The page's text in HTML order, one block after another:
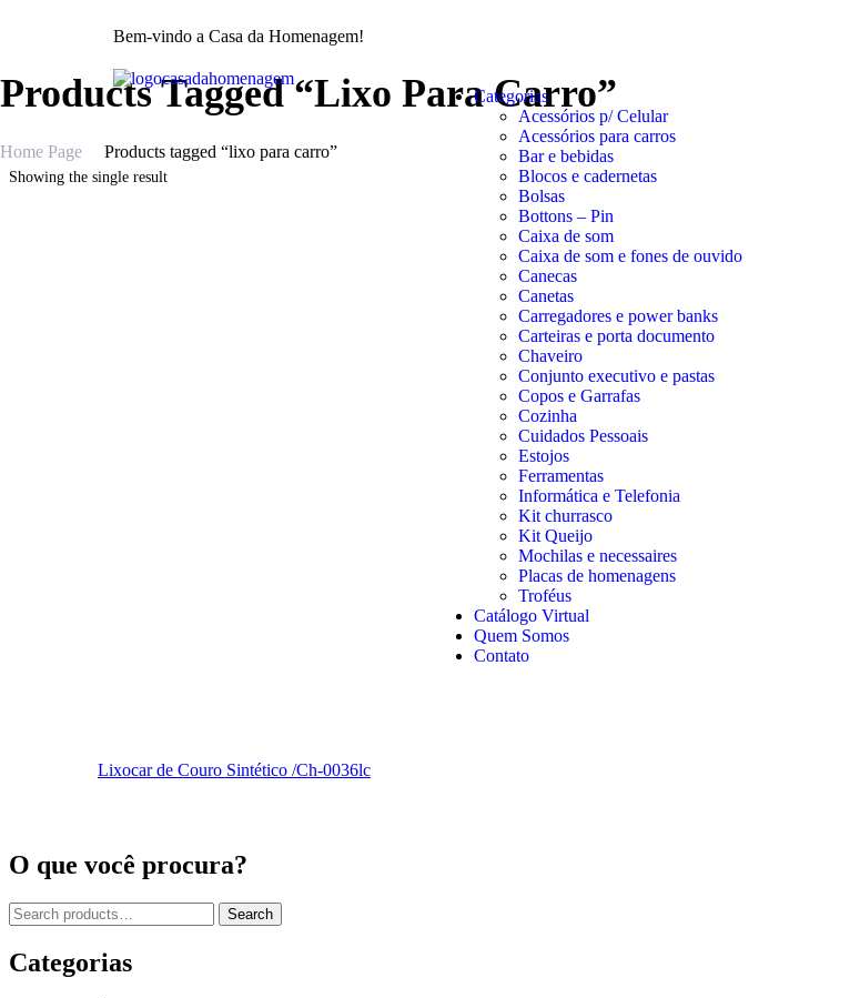
Bem-vindo a Casa da Homenagem!
Categorias
Acessórios p/ Celular
Acessórios para carros
Bar e bebidas
Blocos e cadernetas
Bolsas
Bottons – Pin
Caixa de som
Caixa de som e fones de ouvido
Canecas
Canetas
Carregadores e power banks
Carteiras e porta documento
Chaveiro
Conjunto executivo e pastas
Copos e Garrafas
Cozinha
Cuidados Pessoais
Estojos
Ferramentas
Informática e Telefonia
Kit churrasco
Kit Queijo
Mochilas e necessaires
Placas de homenagens
Troféus
Catálogo Virtual
Quem Somos
Contato
Products Tagged “lixo Para Carro”
Home Page Products tagged “lixo para carro”
Showing the single result
Lixocar de Couro Sintético /Ch-0036lc
O que você procura?
Search
Categorias